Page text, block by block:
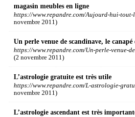
magasin meubles en ligne
https://www.repandre.com/Aujourd-hui-tout-
novembre 2011)
Un perle venue de scandinave, le
https://www.repandre.com/Un-perle-venue-
(2 novembre 2011)
L’astrologie gratuite est très utile
https://www.repandre.com/L-astrologie-
novembre 2011)
L’astrologie ascendant est très